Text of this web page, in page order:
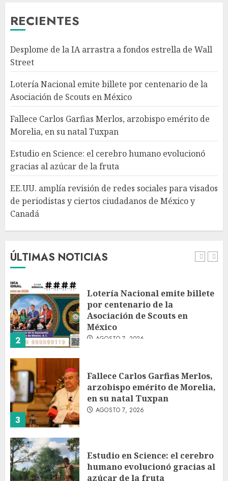
RECIENTES
Desplome de la IA arrastra a fondos estrella de Wall
Street
Lotería Nacional emite billete por centenario de la
Asociación de Scouts en México
Fallece Carlos Garfias Merlos, arzobispo emérito de
Morelia, en su natal Tuxpan
Estudio en Science: el cerebro humano evolucionó
gracias al azúcar de la fruta
EE.UU. amplía revisión de redes sociales para visados
de periodistas y ciertos ciudadanos de México y
Canadá
ÚLTIMAS NOTICIAS
3
4
humano evolucionó gracias al
azúcar de la fruta
AGOSTO 7, 2026
EE.UU. amplía revisión de
periodistas y ciertos
ciudadanos de México y
Canadá
AGOSTO 7, 2026
1
fondos estrella de Wall Street
2
Lotería Nacional emite billete
por centenario de la
Asociación de Scouts en
México
AGOSTO 7, 2026
3
Fallece Carlos Garfias Merlos,
arzobispo emérito de Morelia,
en su natal Tuxpan
AGOSTO 7, 2026
Estudio en Science: el cerebro
humano evolucionó gracias al
azúcar de la fruta